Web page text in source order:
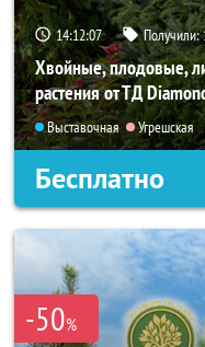
14:12:05 Получили:
Хвойные, плодовые,
растения от ТД
Выставочная Угрешская
Бесплатно
-50%